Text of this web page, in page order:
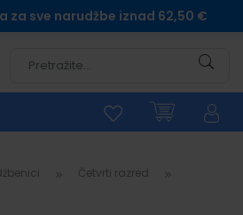
za sve narudžbe iznad 62,50 €
Četvrti razred